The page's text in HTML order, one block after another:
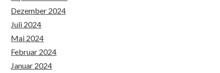
Dezember 2024
Juli 2024
Mai 2024
Februar 2024
Januar 2024